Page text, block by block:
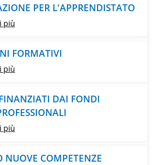
PER L'APPRENDISTATO
più
FORMATIVI
più
DAI FONDI
più
NUOVE COMPETENZE